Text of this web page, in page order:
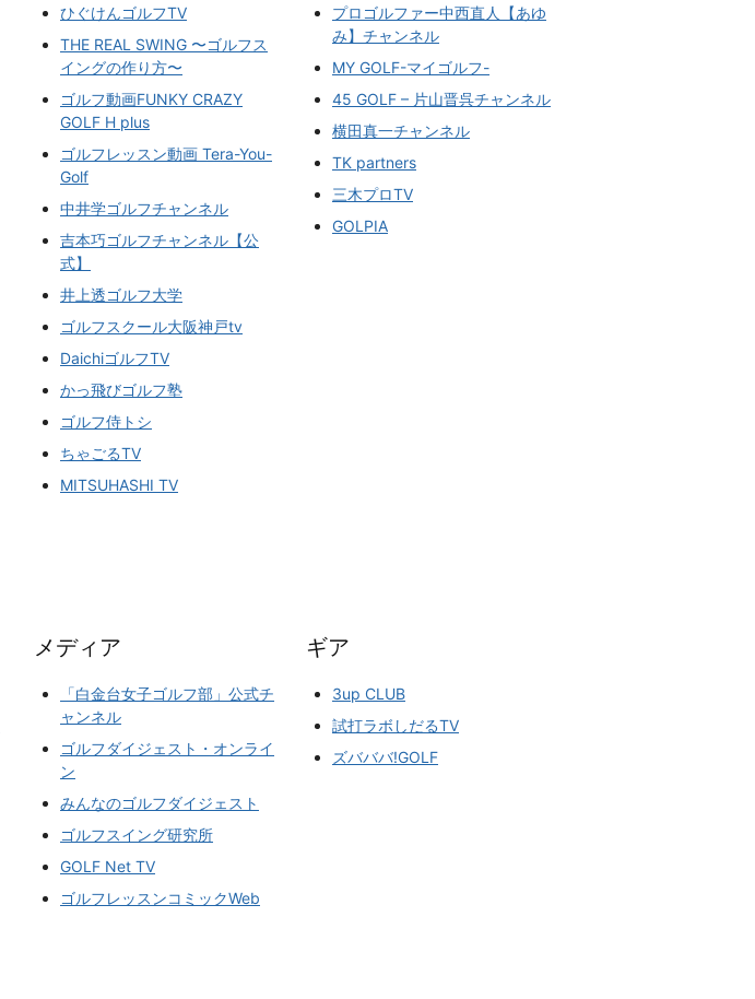
ひぐけんゴルフTV
THE REAL SWING 〜ゴルフス
イングの作り方〜
ゴルフ動画FUNKY CRAZY
GOLF H plus
ゴルフレッスン動画 Tera-You-
Golf
中井学ゴルフチャンネル
吉本巧ゴルフチャンネル【公
式】
井上透ゴルフ大学
ゴルフスクール大阪神戸tv
DaichiゴルフTV
かっ飛びゴルフ塾
ゴルフ侍トシ
ちゃごるTV
MITSUHASHI TV
プロゴルファー中西直人【あゆ
み】チャンネル
MY GOLF-マイゴルフ-
45 GOLF – 片山晋呉チャンネル
横田真一チャンネル
TK partners
三木プロTV
GOLPIA
メディア
「白金台女子ゴルフ部」公式チ
ャンネル
ゴルフダイジェスト・オンライ
ン
みんなのゴルフダイジェスト
ゴルフスイング研究所
GOLF Net TV
ゴルフレッスンコミックWeb
ギア
3up CLUB
試打ラボしだるTV
ズバババ!GOLF